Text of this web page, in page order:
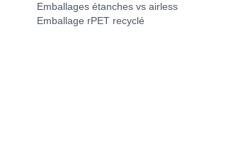
Emballages étanches vs airless
Emballage rPET recyclé